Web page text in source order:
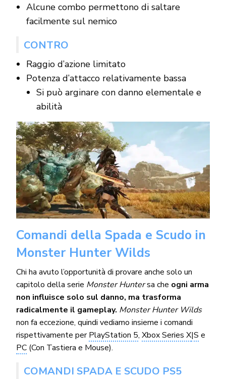
Alcune combo permettono di saltare
facilmente sul nemico
CONTRO
Raggio d’azione limitato
Potenza d’attacco relativamente bassa
Si può arginare con danno elementale e
abilità
Comandi della Spada e Scudo in
Monster Hunter Wilds
Chi ha avuto l’opportunità di provare anche solo un
capitolo della serie Monster Huntersa che ogni arma
non influisce solo sul danno, ma trasforma
radicalmente il gameplay. Monster Hunter Wilds
non fa eccezione, quindi vediamo insieme i comandi
rispettivamente perPlayStation 5,Xbox Series X|S e
PC(Con Tastiera e Mouse).
COMANDI SPADA E SCUDO PS5